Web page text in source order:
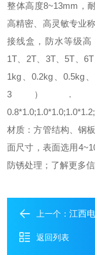
整体高度8~13mm，
高精密、高灵敏专业
接线盒，防水等级高
1T、2T、3T、5T、
1kg、0.2kg、0.5kg
3）．
材质：方管结构、钢
面尺寸，表面选用
防锈处理； 了解更多
上一个： 江西
返回列表